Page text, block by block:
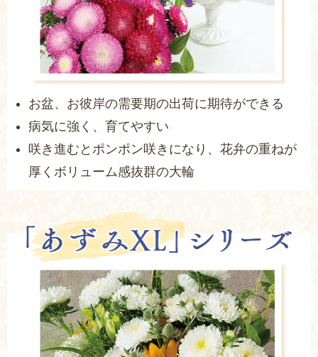
お盆、お彼岸の需要期の出荷に期待ができる
病気に強く、育てやすい
咲き進むとポンポン咲きになり、花弁の重ねが
厚くボリューム感抜群の大輪